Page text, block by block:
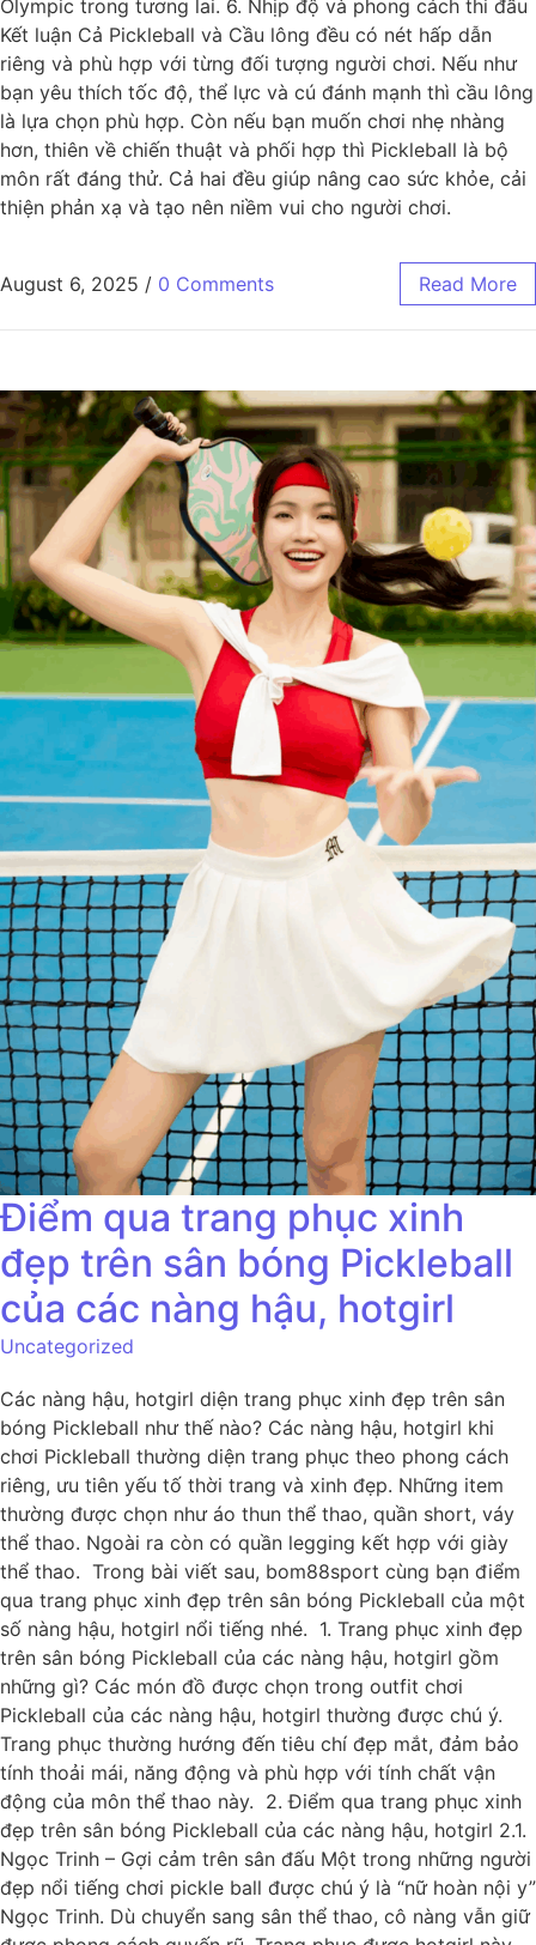
Olympic trong tương lai. 6. Nhịp độ và phong cách thi đấu
Kết luận Cả Pickleball và Cầu lông đều có nét hấp dẫn
riêng và phù hợp với từng đối tượng người chơi. Nếu như
bạn yêu thích tốc độ, thể lực và cú đánh mạnh thì cầu lông
là lựa chọn phù hợp. Còn nếu bạn muốn chơi nhẹ nhàng
hơn, thiên về chiến thuật và phối hợp thì Pickleball là bộ
môn rất đáng thử. Cả hai đều giúp nâng cao sức khỏe, cải
thiện phản xạ và tạo nên niềm vui cho người chơi.
August 6, 2025 / 0 Comments Read More
Điểm qua trang phục xinh
đẹp trên sân bóng Pickleball
của các nàng hậu, hotgirl
Uncategorized
Các nàng hậu, hotgirl diện trang phục xinh đẹp trên sân
bóng Pickleball như thế nào? Các nàng hậu, hotgirl khi
chơi Pickleball thường diện trang phục theo phong cách
riêng, ưu tiên yếu tố thời trang và xinh đẹp. Những item
thường được chọn như áo thun thể thao, quần short, váy
thể thao. Ngoài ra còn có quần legging kết hợp với giày
thể thao. Trong bài viết sau, bom88sport cùng bạn điểm
qua trang phục xinh đẹp trên sân bóng Pickleball của một
số nàng hậu, hotgirl nổi tiếng nhé. 1. Trang phục xinh đẹp
trên sân bóng Pickleball của các nàng hậu, hotgirl gồm
những gì? Các món đồ được chọn trong outfit chơi
Pickleball của các nàng hậu, hotgirl thường được chú ý.
Trang phục thường hướng đến tiêu chí đẹp mắt, đảm bảo
tính thoải mái, năng động và phù hợp với tính chất vận
động của môn thể thao này. 2. Điểm qua trang phục xinh
đẹp trên sân bóng Pickleball của các nàng hậu, hotgirl 2.1.
Ngọc Trinh – Gợi cảm trên sân đấu Một trong những người
đẹp nổi tiếng chơi pickle ball được chú ý là “nữ hoàn nội y”
Ngọc Trinh. Dù chuyển sang sân thể thao, cô nàng vẫn giữ